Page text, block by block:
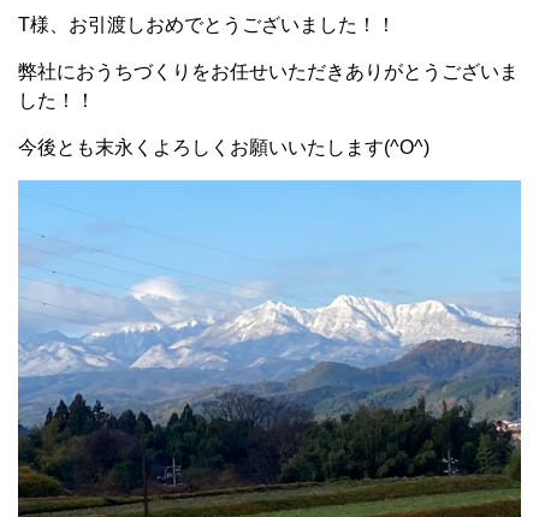
T様、お引渡しおめでとうございました！！
弊社におうちづくりをお任せいただきありがとうございま
した！！
今後とも末永くよろしくお願いいたします(^O^)